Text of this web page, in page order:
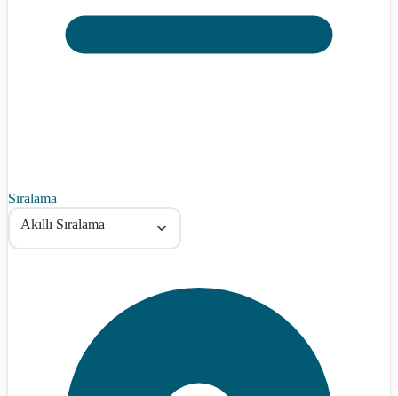
Sıralama
Akıllı Sıralama